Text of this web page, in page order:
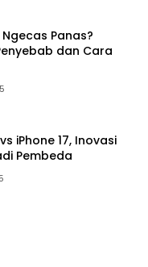
Panas?
dan Cara
iPhone 17, Inovasi
Pembeda